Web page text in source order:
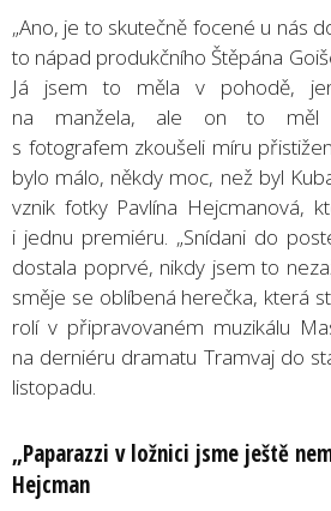
„Ano, je to skutečně focené u nás
to nápad produkčního Štěpána
Já jsem to měla v pohodě,
na manžela, ale on to měl
s fotografem zkoušeli míru
bylo málo, někdy moc, než byl
vznik fotky Pavlína Hejcmanová,
i jednu premiéru. „Snídani do
dostala poprvé, nikdy jsem to
směje se oblíbená herečka, která
rolí v připravovaném muzikálu
na derniéru dramatu Tramvaj do
listopadu.
„Paparazzi v ložnici jsme ještě
Hejcman